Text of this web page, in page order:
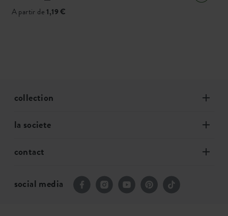
A partir de1,19 €
collection
la societe
contact
social media